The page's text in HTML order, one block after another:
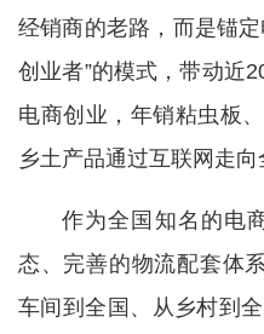
经销商的老路，而是锚
创业者”的模式，带动近
电商创业，年销粘虫板
乡土产品通过互联网走向
作为全国知名的电
态、完善的物流配套体
车间到全国、从乡村到